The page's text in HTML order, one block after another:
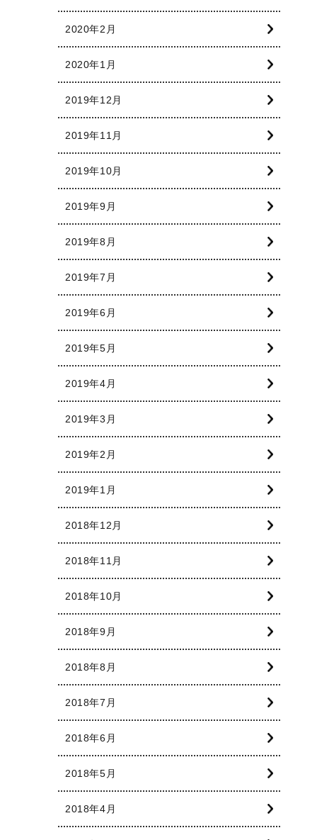
2020年2月
2020年1月
2019年12月
2019年11月
2019年10月
2019年9月
2019年8月
2019年7月
2019年6月
2019年5月
2019年4月
2019年3月
2019年2月
2019年1月
2018年12月
2018年11月
2018年10月
2018年9月
2018年8月
2018年7月
2018年6月
2018年5月
2018年4月